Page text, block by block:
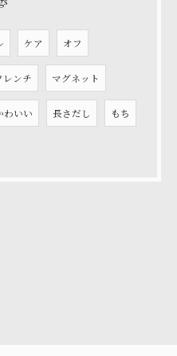
ケア オフ
レンチ マグネット
わいい 長さだし もち